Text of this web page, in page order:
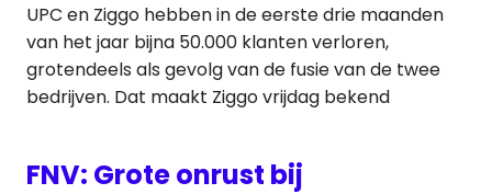
UPC en Ziggo hebben in de eerste drie maanden
van het jaar bijna 50.000 klanten verloren,
grotendeels als gevolg van de fusie van de twee
bedrijven. Dat maakt Ziggo vrijdag bekend
FNV: Grote onrust bij